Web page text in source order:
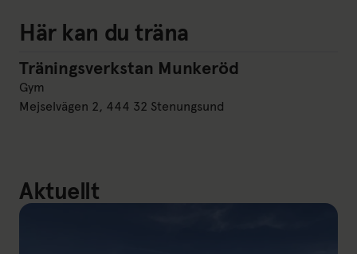
Här kan du träna
Träningsverkstan Munkeröd
Träningsverkstan Munkeröd
Gym
Mejselvägen 2, 444 32 Stenungsund
Aktuellt